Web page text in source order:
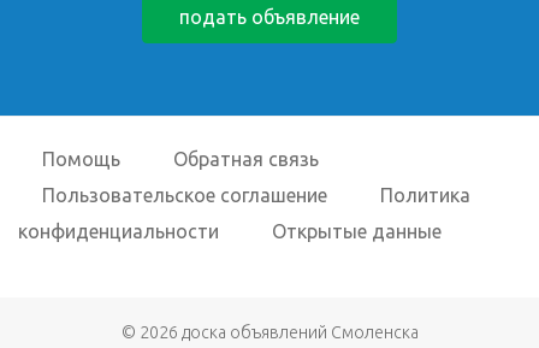
подать объявление
Помощь
Обратная связь
Пользовательское соглашение
Политика
конфиденциальности
Открытые данные
© 2026 доска объявлений Смоленска